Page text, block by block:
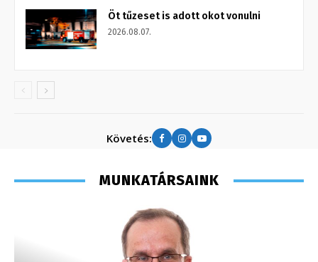
Öt tűzeset is adott okot vonulni
2026.08.07.
Követés:
MUNKATÁRSAINK